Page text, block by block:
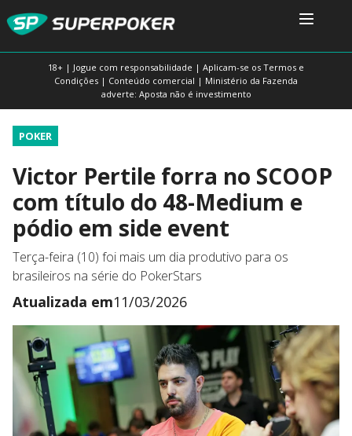
18+ | Jogue com responsabilidade | Aplicam-se os Termos e
Condições | Conteúdo comercial | Ministério da Fazenda
adverte: Aposta não é investimento
POKER
Victor Pertile forra no SCOOP
com título do 48-Medium e
pódio em side event
Terça-feira (10) foi mais um dia produtivo para os
brasileiros na série do PokerStars
Atualizada em11/03/2026